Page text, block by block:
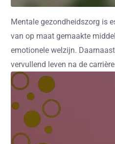
Mentale gezondheidszorg is
van op maat gemaakte
emotionele welzijn.
vervullend leven na de